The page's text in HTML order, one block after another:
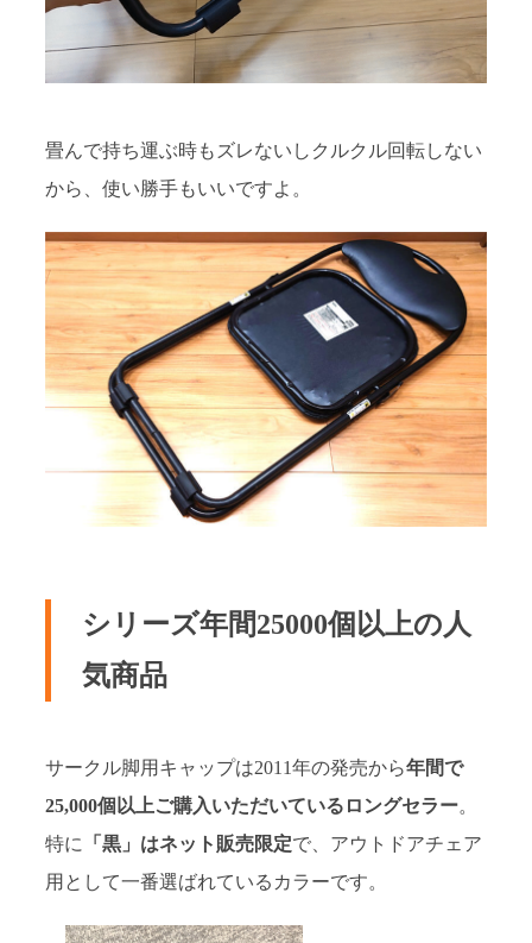
畳んで持ち運ぶ時もズレないしクルクル回転しない
から、使い勝手もいいですよ。
シリーズ年間25000個以上の人
気商品
サークル脚用キャップは2011年の発売から年間で
25,000個以上ご購入いただいているロングセラー。
特に
「黒」はネット販売限定で、アウトドアチェア
用として一番選ばれているカラーです。